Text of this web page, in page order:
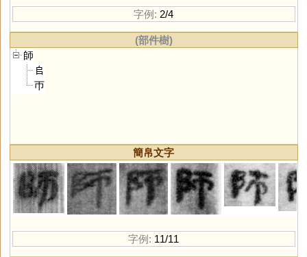
字例: 2/4
(部件樹)
師
𠂤
帀
簡帛文字
字例: 11/11